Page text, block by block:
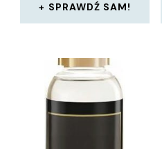
SPRAWDŹ SAM!